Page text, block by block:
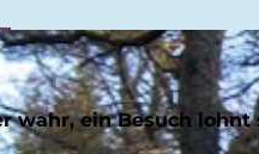
wahr, ein Besuch lohnt